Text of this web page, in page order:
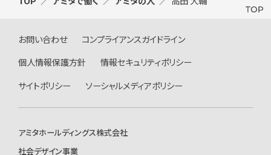
お問い合わせ
コンプライアンスガイドライン
個人情報保護方針
情報セキュリティポリシー
サイトポリシー
ソーシャルメディアポリシー
アミタホールディングス株式会社
社会デザイン事業